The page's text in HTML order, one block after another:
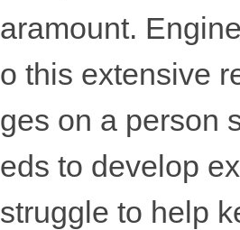
aramount.
o this extensive
ges on a person
eds to develop
struggle to help